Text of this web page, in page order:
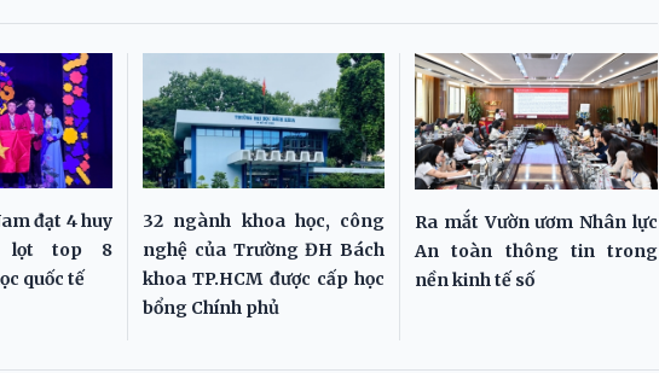
đạt 4 huy
lọt top 8
quốc tế
32 ngành khoa học, công
nghệ của Trường ĐH Bách
khoa TP.HCM được cấp học
bổng Chính phủ
Ra mắt Vườn ươm Nhân lực
An toàn thông tin trong
nền kinh tế số